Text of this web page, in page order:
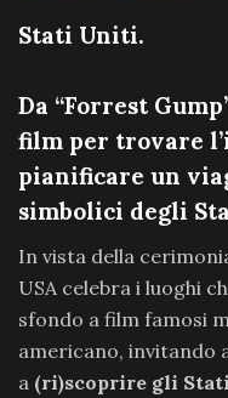
Stati Uniti.
Da “Forrest
film per trovare
pianificare un
simbolici degli
In vista della
USA celebra i luoghi
sfondo a film famosi
americano, invitando
a (ri)scoprire gli